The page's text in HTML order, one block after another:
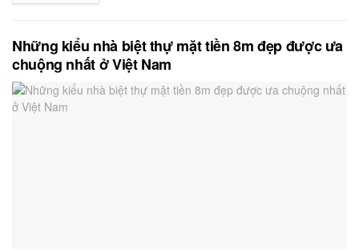
Những kiểu nhà biệt thự mặt tiền 8m đẹp được ưa
chuộng nhất ở Việt Nam